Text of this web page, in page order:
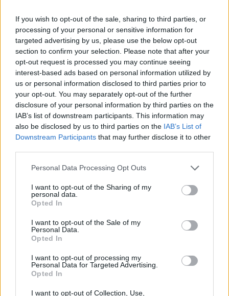
If you wish to opt-out of the sale, sharing to third parties, or
processing of your personal or sensitive information for
targeted advertising by us, please use the below opt-out
section to confirm your selection. Please note that after your
opt-out request is processed you may continue seeing
interest-based ads based on personal information utilized by
us or personal information disclosed to third parties prior to
your opt-out. You may separately opt-out of the further
disclosure of your personal information by third parties on the
IAB’s list of downstream participants. This information may
also be disclosed by us to third parties on the IAB’s List of
Downstream Participants that may further disclose it to other
Please note that this website/app uses one or more Google
not limited to your visit or usage behaviour. You may click to
grant or deny consent to Google and its third-party tags to
use your data for below specified purposes in below Google
consent section.
Personal Data Processing Opt Outs
I want to opt-out of the Sharing of my
personal data.
Opted In
I want to opt-out of the Sale of my
Personal Data.
Opted In
I want to opt-out of processing my
Personal Data for Targeted Advertising.
Opted In
I want to opt-out of Collection, Use,
JNSZ megyei hírek
Szolnokra is megérkezik a nyár eddigi
legkeményebb napja
A nyár eddigi egyik legnehezebb napjára készülhetnek a
szolnokiak. A hőmérséklet veszélyesen magasra emelkedik,
miközben a...
JNSZ megyei hírek